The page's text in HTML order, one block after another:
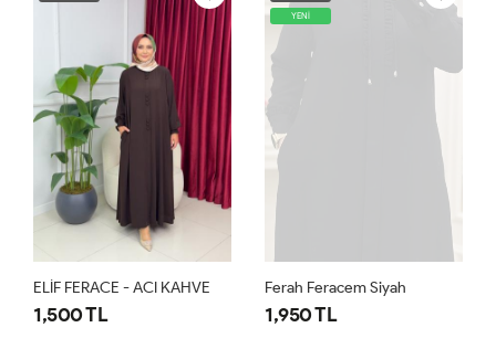
ELİF FERACE - ACI KAHVE
1,500 TL
YENİ
Ferah Feracem Siyah
1,950 TL